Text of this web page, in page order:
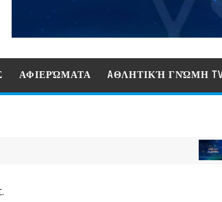
ΑΦΙΕΡΏΜΑΤΑ AΘΛΗΤΙΚΉ ΓΝΏΜΗ